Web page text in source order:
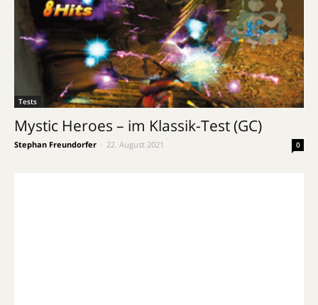
Tests
Mystic Heroes – im Klassik-Test (GC)
Stephan Freundorfer 22. August 2021 0